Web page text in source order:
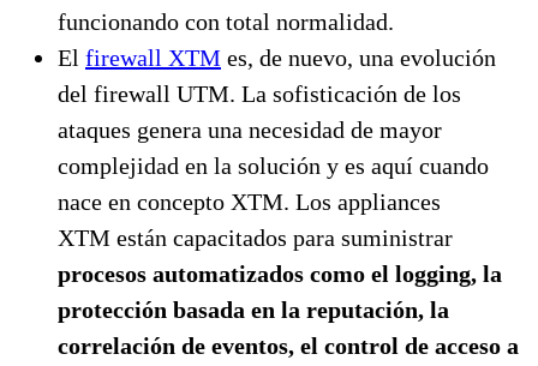
funcionando con total normalidad.
El firewall XTM es, de nuevo, una evolución
del firewall UTM. La sofisticación de los
ataques genera una necesidad de mayor
complejidad en la solución y es aquí cuando
nace en concepto XTM. Los appliances
XTM están capacitados para suministrar
procesos automatizados como el logging, la
protección basada en la reputación, la
correlación de eventos, el control de acceso a